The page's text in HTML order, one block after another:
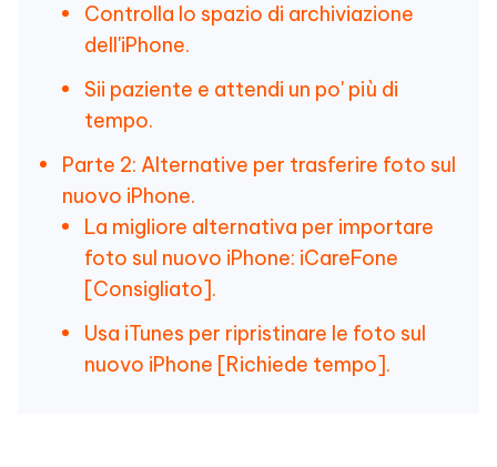
Controlla lo spazio di archiviazione
dell'iPhone.
Sii paziente e attendi un po' più di
tempo.
Parte 2: Alternative per trasferire foto sul
nuovo iPhone.
La migliore alternativa per importare
foto sul nuovo iPhone: iCareFone
[Consigliato].
Usa iTunes per ripristinare le foto sul
nuovo iPhone [Richiede tempo].